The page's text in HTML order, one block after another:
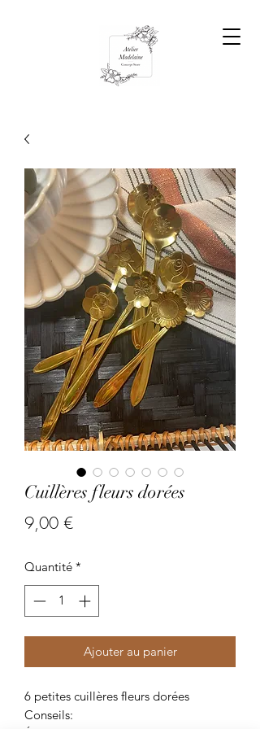
Cuillères fleurs dorées
9,00 €Prix
Quantité *
Ajouter au panier
6 petites cuillères fleurs dorées
Conseils: